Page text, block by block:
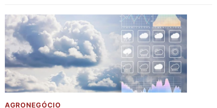
AGRONEGÓCIO